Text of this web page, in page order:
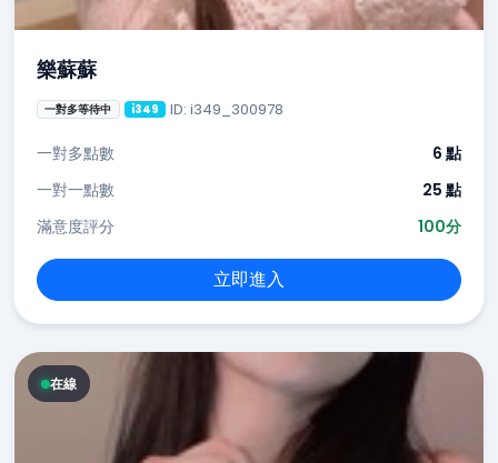
樂蘇蘇
一對多等待中 i349 ID: i349_300978
一對多點數
6 點
一對一點數
25 點
滿意度評分
100分
立即進入
在線